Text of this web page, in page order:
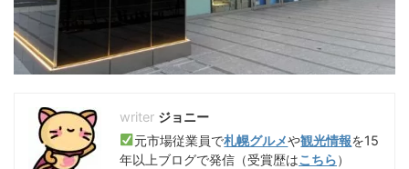
ジョニー
元市場従業員で札幌グルメや観光情報を15
年以上ブログで発信（受賞歴はこちら）